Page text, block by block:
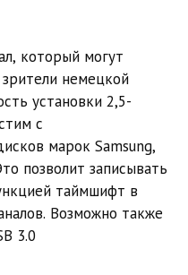
который могут
немецкой
установки 2,5-
с
марок Samsung,
позволит записывать
таймшифт в
Возможно также
3.0